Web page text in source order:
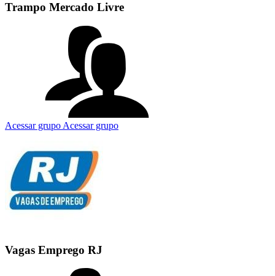
Trampo Mercado Livre
Acessar grupo Acessar grupo
Vagas Emprego RJ